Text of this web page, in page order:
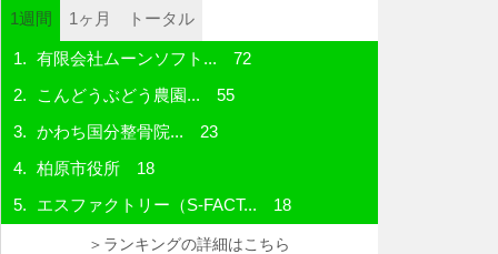
1週間 1ヶ月 トータル
有限会社ムーンソフト... 72
こんどうぶどう農園... 55
かわち国分整骨院... 23
柏原市役所18
エスファクトリー（S-FACT... 18
＞ランキングの詳細はこちら